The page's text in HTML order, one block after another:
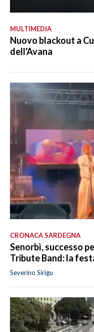
MULTIMEDIA
Nuovo blackout a
dell'Avana
CRONACA SARDEGNA
Senorbì, successo
Tribute Band: la
Severino Sirigu